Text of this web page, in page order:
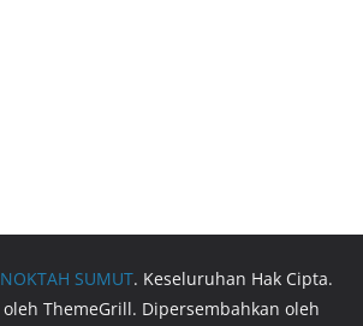
NOKTAH SUMUT. Keseluruhan Hak Cipta.
oleh ThemeGrill. Dipersembahkan oleh